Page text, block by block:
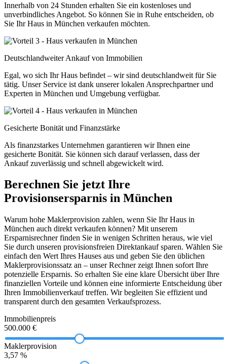
Innerhalb von 24 Stunden erhalten Sie ein kostenloses und
unverbindliches Angebot. So können Sie in Ruhe entscheiden, ob
Sie Ihr Haus in München verkaufen möchten.
Deutschlandweiter Ankauf von Immobilien
Egal, wo sich Ihr Haus befindet – wir sind deutschlandweit für Sie
tätig. Unser Service ist dank unserer lokalen Ansprechpartner und
Experten in München und Umgebung verfügbar.
Gesicherte Bonität und Finanzstärke
Als finanzstarkes Unternehmen garantieren wir Ihnen eine
gesicherte Bonität. Sie können sich darauf verlassen, dass der
Ankauf zuverlässig und schnell abgewickelt wird.
Berechnen Sie jetzt Ihre
Provisionsersparnis in München
Warum hohe Maklerprovision zahlen, wenn Sie Ihr Haus in
München auch direkt verkaufen können? Mit unserem
Ersparnisrechner finden Sie in wenigen Schritten heraus, wie viel
Sie durch unseren provisionsfreien Direktankauf sparen. Wählen Sie
einfach den Wert Ihres Hauses aus und geben Sie den üblichen
Maklerprovisionssatz an – unser Rechner zeigt Ihnen sofort Ihre
potenzielle Ersparnis. So erhalten Sie eine klare Übersicht über Ihre
finanziellen Vorteile und können eine informierte Entscheidung über
Ihren Immobilienverkauf treffen. Wir begleiten Sie effizient und
transparent durch den gesamten Verkaufsprozess.
Immobilienpreis
500.000 €
Maklerprovision
3,57 %